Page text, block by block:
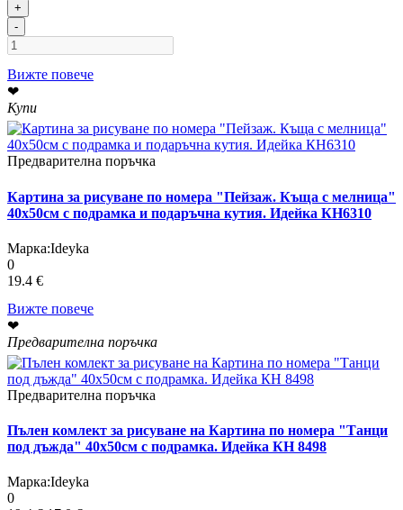
+
-
Вижте повече
❤
Купи
Предварителна поръчка
Картина за рисуване по номера "Пейзаж. Къща с мелница"
40х50см с подрамка и подаръчна кутия. Идейка КН6310
Марка:Ideyka
0
19.4 €
Вижте повече
❤
Предварителна поръчка
Предварителна поръчка
Пълен комлект за рисуване на Картина по номера "Танци
под дъжда" 40х50см с подрамка. Идейка КН 8498
Марка:Ideyka
0